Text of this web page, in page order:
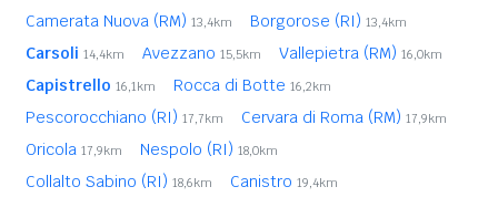
Camerata Nuova (RM) 13,4km Borgorose (RI) 13,4km
Carsoli 14,4km Avezzano 15,5km Vallepietra (RM) 16,0km
Capistrello 16,1km Rocca di Botte 16,2km
Pescorocchiano (RI) 17,7km Cervara di Roma (RM) 17,9km
Oricola 17,9km Nespolo (RI) 18,0km
Collalto Sabino (RI) 18,6km Canistro 19,4km